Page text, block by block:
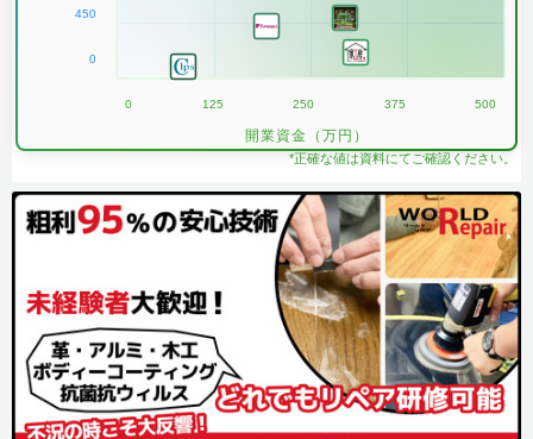
450
0
0 125 250 375 500
開業資金（万円）
*正確な値は資料にてご確認ください。